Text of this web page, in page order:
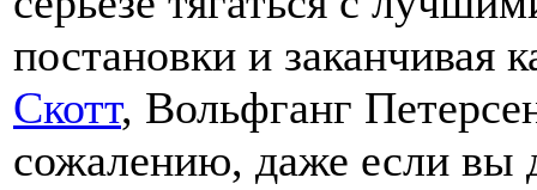
постановки и заканчивая
Скотт, Вольфганг
сожалению, даже если вы